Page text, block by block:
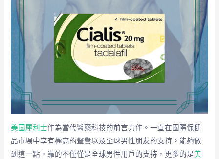
美國犀利士作為當代醫藥科技的前言力作。一直在國際保健
品市場中享有極高的聲譽以及全球男性朋友的支持。能夠做
到這一點。靠的不僅僅是全球男性用戶的支持，更多的是美